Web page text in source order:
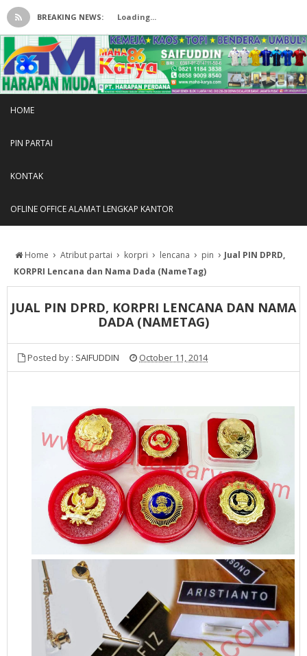
BREAKING NEWS: Loading...
HOME
PIN PARTAI
KONTAK
OFLINE OFFICE ALAMAT LENGKAP KANTOR
Home › Atribut partai › korpri › lencana › pin › Jual PIN DPRD,
KORPRI Lencana dan Nama Dada (NameTag)
JUAL PIN DPRD, KORPRI LENCANA DAN NAMA
DADA (NAMETAG)
Posted by : SAIFUDDIN October 11, 2014